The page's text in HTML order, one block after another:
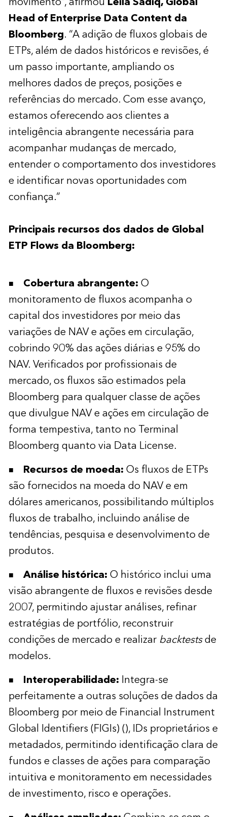
Head of Enterprise Data Content da
Bloomberg. “A adição de fluxos globais de
ETPs, além de dados históricos e revisões, é
um passo importante, ampliando os
melhores dados de preços, posições e
referências do mercado. Com esse avanço,
estamos oferecendo aos clientes a
inteligência abrangente necessária para
acompanhar mudanças de mercado,
entender o comportamento dos investidores
e identificar novas oportunidades com
confiança.”
Principais recursos dos dados de Global
ETP Flows da Bloomberg:
Cobertura abrangente: O
monitoramento de fluxos acompanha o
capital dos investidores por meio das
variações de NAV e ações em circulação,
cobrindo 90% das ações diárias e 95% do
NAV. Verificados por profissionais de
mercado, os fluxos são estimados pela
Bloomberg para qualquer classe de ações
que divulgue NAV e ações em circulação de
forma tempestiva, tanto no Terminal
Bloomberg quanto via Data License.
Recursos de moeda: Os fluxos de ETPs
são fornecidos na moeda do NAV e em
dólares americanos, possibilitando múltiplos
fluxos de trabalho, incluindo análise de
tendências, pesquisa e desenvolvimento de
produtos.
Análise histórica: O histórico inclui uma
visão abrangente de fluxos e revisões desde
2007, permitindo ajustar análises, refinar
estratégias de portfólio, reconstruir
condições de mercado e realizar backtestsde
modelos.
Interoperabilidade: Integra-se
perfeitamente a outras soluções de dados da
Bloomberg por meio de Financial Instrument
Global Identifiers (FIGIs) (), IDs proprietários e
metadados, permitindo identificação clara de
fundos e classes de ações para comparação
intuitiva e monitoramento em necessidades
de investimento, risco e operações.